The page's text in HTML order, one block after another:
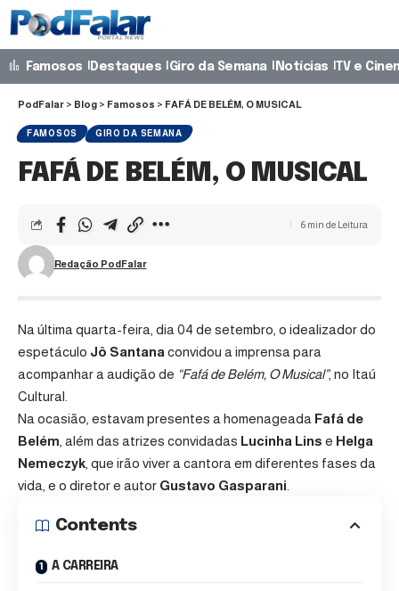
Famosos Destaques Giro da Semana Notícias TV e
PodFalar > Blog > Famosos > FAFÁ DE BELÉM, O MUSICAL
FAMOSOS GIRO DA SEMANA
FAFÁ DE BELÉM, O MUSICAL
Redação PodFalar
6 min de Leitura
Na última quarta-feira, dia 04 de setembro, o idealizador do
espetáculo Jô Santana convidou a imprensa para
acompanhar a audição de “Fafá de Belém, O Musical”, no Itaú
Cultural.
Na ocasião, estavam presentes a homenageada Fafá de
Belém , além das atrizes convidadas Lucinha Lins e Helga
Nemeczyk , que irão viver a cantora em diferentes fases da
vida, e o diretor e autor Gustavo Gasparani
Contents
A CARREIRA